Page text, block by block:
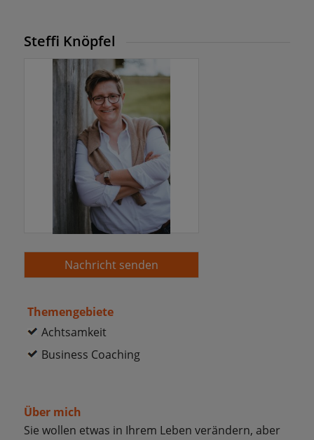
Steffi Knöpfel
Nachricht senden
Themengebiete
Achtsamkeit
Business Coaching
Über mich
Sie wollen etwas in Ihrem Leben verändern, aber